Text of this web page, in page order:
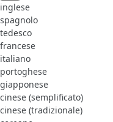
inglese
spagnolo
tedesco
francese
italiano
portoghese
giapponese
cinese (semplificato)
cinese (tradizionale)